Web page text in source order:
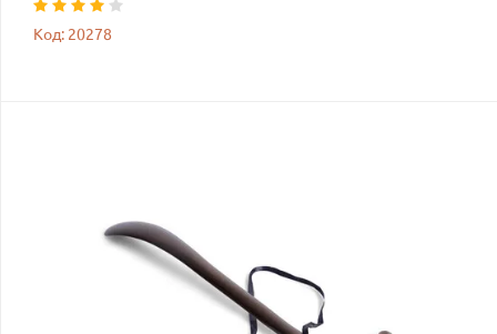
Код: 20278